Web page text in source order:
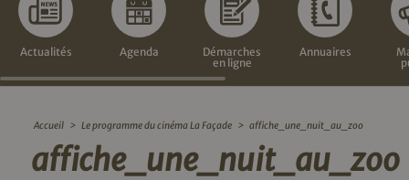
Actualités Agenda
Démarches
en ligne
Annuaires
Accueil > Le programme du cinéma La Façade > affiche_une_nuit_au_zoo
affiche_une_nuit_au_zoo